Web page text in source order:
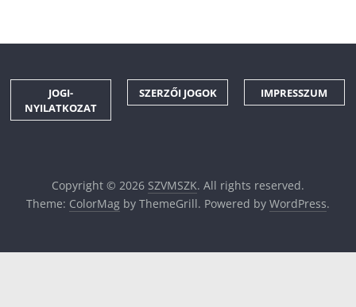
JOGI-
NYILATKOZAT
SZERZŐI JOGOK IMPRESSZUM
Copyright © 2026 SZVMSZK. All rights reserved.
Theme: ColorMagby ThemeGrill. Powered by WordPress.